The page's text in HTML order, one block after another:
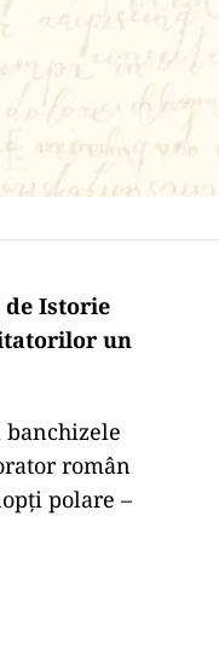
Istorie
un
banchizele
român
polare –